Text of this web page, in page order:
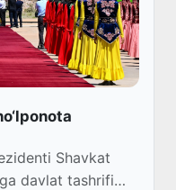
Shavkat
davlat tashrifi